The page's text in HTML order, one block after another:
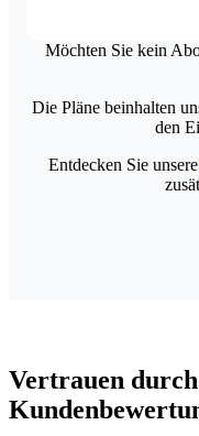
Möchten Sie kein
Die Pläne beinhalten
den
Entdecken Sie unsere
Vertrauen